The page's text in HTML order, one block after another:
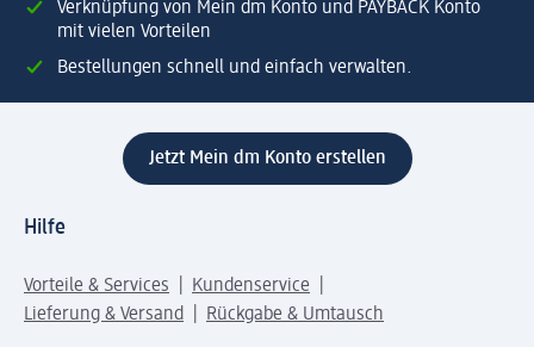
Verknüpfung von Mein dm Konto und PAYBACK Konto
mit vielen Vorteilen
Bestellungen schnell und einfach verwalten.
Jetzt Mein dm Konto erstellen
Hilfe
Vorteile & Services
Kundenservice
Lieferung & Versand
Rückgabe & Umtausch